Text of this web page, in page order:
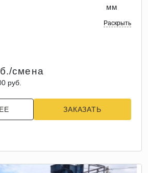
мм
Раскрыть
смена
руб.
ЗАКАЗАТЬ